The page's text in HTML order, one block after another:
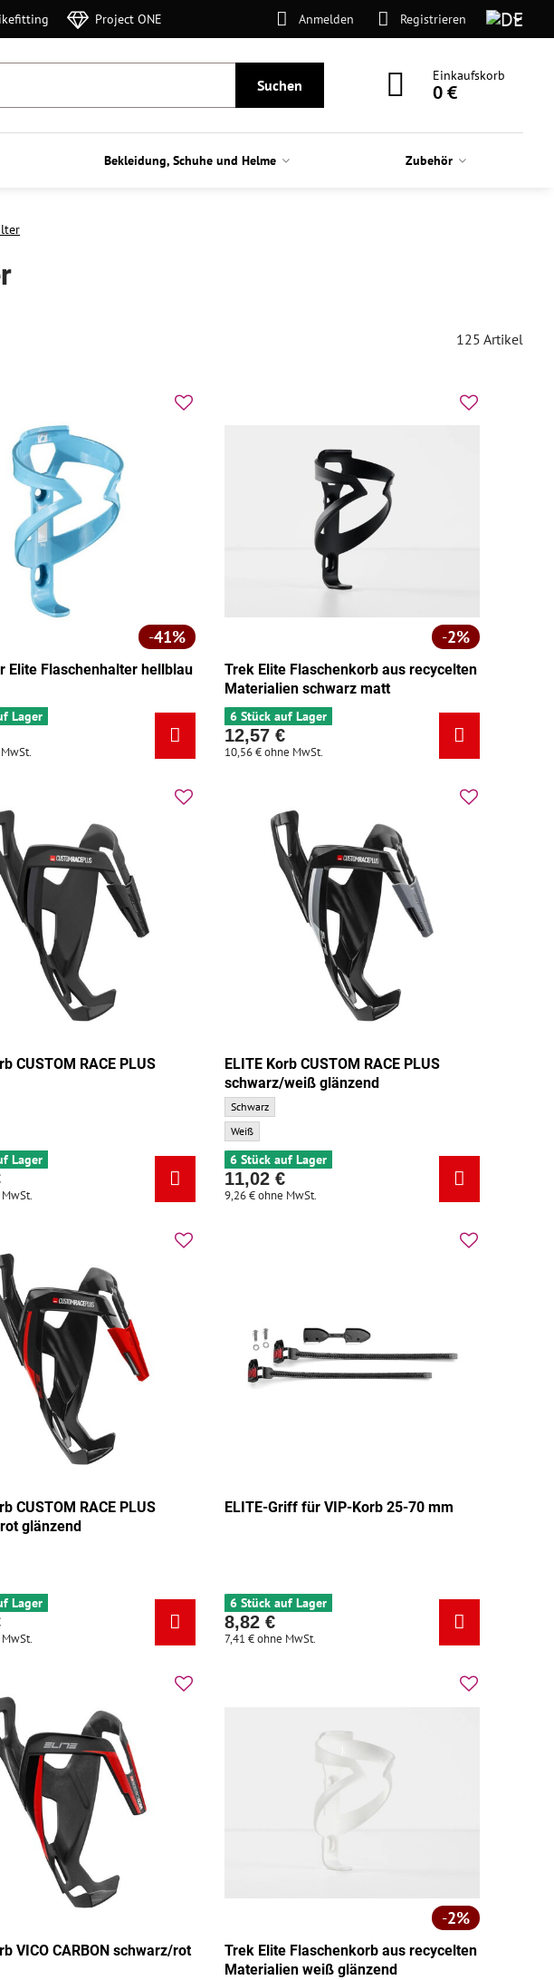
Project ONE Anmelden Registrieren
Suchen
Einkaufskorb
0 €
Bekleidung, Schuhe und Helme Zubehör
125 Artikel
41%
Elite Flaschenhalter hellblau
Lager
2%
Trek Elite Flaschenkorb aus recycelten
Materialien schwarz matt
6 Stück auf Lager
12,57 €
10,56 €ohne MwSt.
CUSTOM RACE PLUS
RACE PLUS schwarz - Grundfarbe:
Lager
ELITE Korb CUSTOM RACE PLUS
schwarz/weiß glänzend
ELITE Korb CUSTOM RACE PLUS schwarz/weiß glänzend - Grundfarbe:
Schwarz
ELITE Korb CUSTOM RACE PLUS schwarz/weiß glänzend - Zusatzfarbe:
Weiß
6 Stück auf Lager
11,02 €
9,26 €ohne MwSt.
CUSTOM RACE PLUS
glänzend
RACE PLUS schwarz/rot glänzend - Grundfarbe:
RACE PLUS schwarz/rot glänzend - Zusatzfarbe:
Lager
ELITE-Griff für VIP-Korb 25-70 mm
6 Stück auf Lager
8,82 €
7,41 €ohne MwSt.
VICO CARBON schwarz/rot
2%
Trek Elite Flaschenkorb aus recycelten
Materialien weiß glänzend